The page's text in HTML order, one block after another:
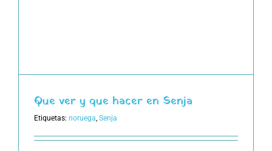
Que ver y que hacer en Senja
Etiquetas: noruega, Senja